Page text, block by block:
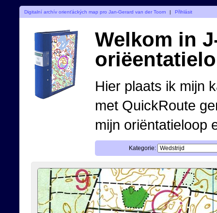
Digitalní archív orienťáckých map pro Jan-Gerard van der Toorn | Přihlásit
Welkom in
Hier plaats ik mijn
met QuickRoute
mijn oriëntatieloop
Kategorie: